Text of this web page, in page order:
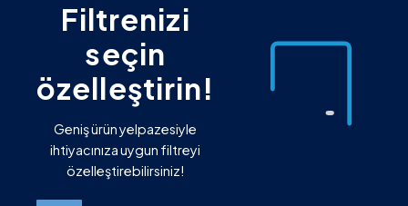
Filtrenizi
seçin
özelleştirin!
Geniş ürün yelpazesiyle
ihtiyacınıza uygun filtreyi
özelleştirebilirsiniz!